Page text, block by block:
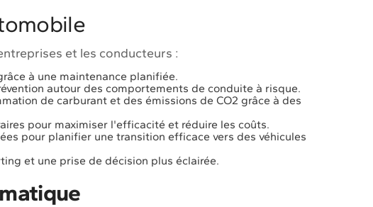
et les conducteurs :
à une maintenance planifiée.
autour des comportements de conduite à risque.
de carburant et des émissions de CO2 grâce à des
pour maximiser l'efficacité et réduire les coûts.
pour planifier une transition efficace vers des véhicules
et une prise de décision plus éclairée.